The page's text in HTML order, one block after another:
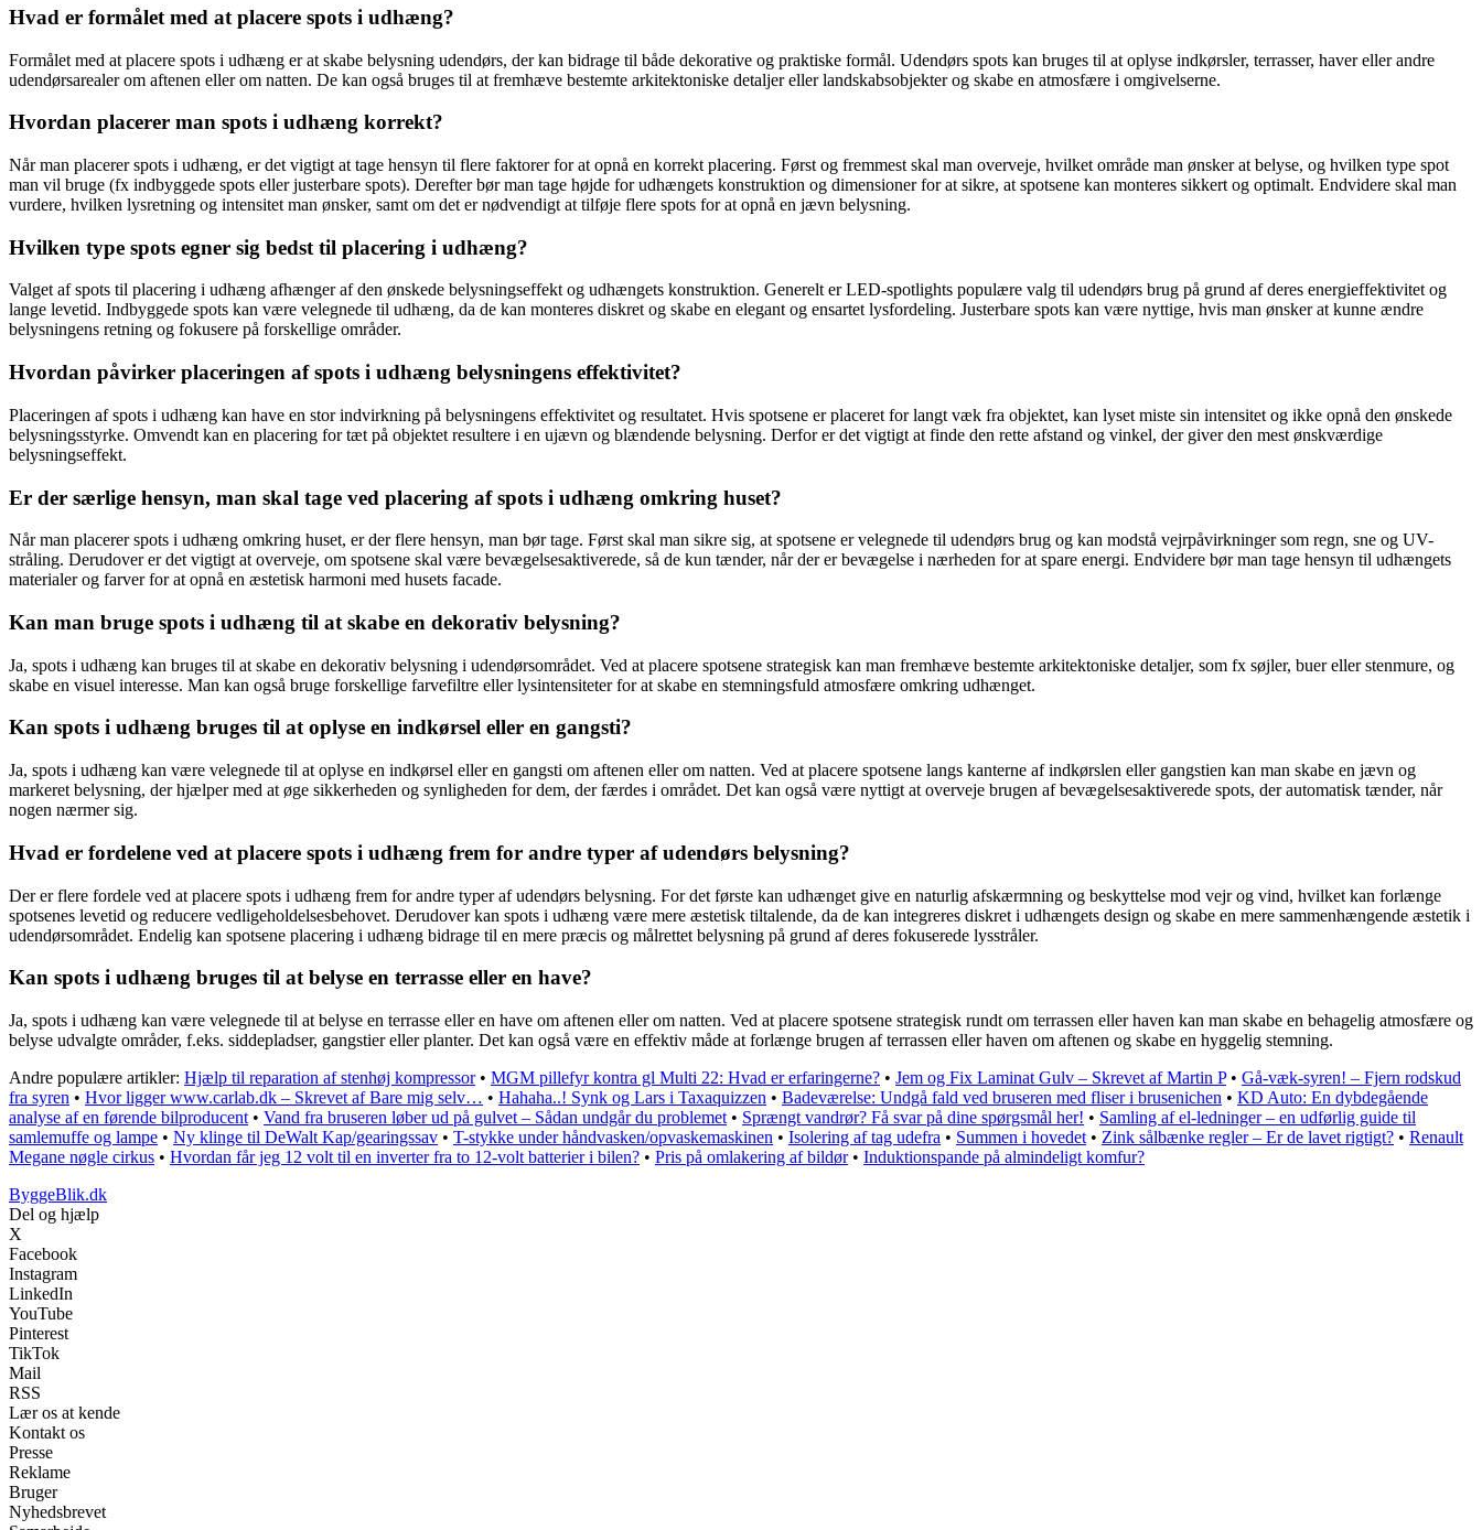
Hvad er formålet med at placere spots i udhæng?
Formålet med at placere spots i udhæng er at skabe belysning udendørs, der kan bidrage til både dekorative og praktiske formål. Udendørs spots kan bruges til at oplyse indkørsler, terrasser, haver eller andre
udendørsarealer om aftenen eller om natten. De kan også bruges til at fremhæve bestemte arkitektoniske detaljer eller landskabsobjekter og skabe en atmosfære i omgivelserne.
Hvordan placerer man spots i udhæng korrekt?
Når man placerer spots i udhæng, er det vigtigt at tage hensyn til flere faktorer for at opnå en korrekt placering. Først og fremmest skal man overveje, hvilket område man ønsker at belyse, og hvilken type spot
man vil bruge (fx indbyggede spots eller justerbare spots). Derefter bør man tage højde for udhængets konstruktion og dimensioner for at sikre, at spotsene kan monteres sikkert og optimalt. Endvidere skal man
vurdere, hvilken lysretning og intensitet man ønsker, samt om det er nødvendigt at tilføje flere spots for at opnå en jævn belysning.
Hvilken type spots egner sig bedst til placering i udhæng?
Valget af spots til placering i udhæng afhænger af den ønskede belysningseffekt og udhængets konstruktion. Generelt er LED-spotlights populære valg til udendørs brug på grund af deres energieffektivitet og
lange levetid. Indbyggede spots kan være velegnede til udhæng, da de kan monteres diskret og skabe en elegant og ensartet lysfordeling. Justerbare spots kan være nyttige, hvis man ønsker at kunne ændre
belysningens retning og fokusere på forskellige områder.
Hvordan påvirker placeringen af spots i udhæng belysningens effektivitet?
Placeringen af spots i udhæng kan have en stor indvirkning på belysningens effektivitet og resultatet. Hvis spotsene er placeret for langt væk fra objektet, kan lyset miste sin intensitet og ikke opnå den ønskede
belysningsstyrke. Omvendt kan en placering for tæt på objektet resultere i en ujævn og blændende belysning. Derfor er det vigtigt at finde den rette afstand og vinkel, der giver den mest ønskværdige
belysningseffekt.
Er der særlige hensyn, man skal tage ved placering af spots i udhæng omkring huset?
Når man placerer spots i udhæng omkring huset, er der flere hensyn, man bør tage. Først skal man sikre sig, at spotsene er velegnede til udendørs brug og kan modstå vejrpåvirkninger som regn, sne og UV-
stråling. Derudover er det vigtigt at overveje, om spotsene skal være bevægelsesaktiverede, så de kun tænder, når der er bevægelse i nærheden for at spare energi. Endvidere bør man tage hensyn til udhængets
materialer og farver for at opnå en æstetisk harmoni med husets facade.
Kan man bruge spots i udhæng til at skabe en dekorativ belysning?
Ja, spots i udhæng kan bruges til at skabe en dekorativ belysning i udendørsområdet. Ved at placere spotsene strategisk kan man fremhæve bestemte arkitektoniske detaljer, som fx søjler, buer eller stenmure, og
skabe en visuel interesse. Man kan også bruge forskellige farvefiltre eller lysintensiteter for at skabe en stemningsfuld atmosfære omkring udhænget.
Kan spots i udhæng bruges til at oplyse en indkørsel eller en gangsti?
Ja, spots i udhæng kan være velegnede til at oplyse en indkørsel eller en gangsti om aftenen eller om natten. Ved at placere spotsene langs kanterne af indkørslen eller gangstien kan man skabe en jævn og
markeret belysning, der hjælper med at øge sikkerheden og synligheden for dem, der færdes i området. Det kan også være nyttigt at overveje brugen af bevægelsesaktiverede spots, der automatisk tænder, når
nogen nærmer sig.
Hvad er fordelene ved at placere spots i udhæng frem for andre typer af udendørs belysning?
Der er flere fordele ved at placere spots i udhæng frem for andre typer af udendørs belysning. For det første kan udhænget give en naturlig afskærmning og beskyttelse mod vejr og vind, hvilket kan forlænge
spotsenes levetid og reducere vedligeholdelsesbehovet. Derudover kan spots i udhæng være mere æstetisk tiltalende, da de kan integreres diskret i udhængets design og skabe en mere sammenhængende æstetik i
udendørsområdet. Endelig kan spotsene placering i udhæng bidrage til en mere præcis og målrettet belysning på grund af deres fokuserede lysstråler.
Kan spots i udhæng bruges til at belyse en terrasse eller en have?
Ja, spots i udhæng kan være velegnede til at belyse en terrasse eller en have om aftenen eller om natten. Ved at placere spotsene strategisk rundt om terrassen eller haven kan man skabe en behagelig atmosfære og
belyse udvalgte områder, f.eks. siddepladser, gangstier eller planter. Det kan også være en effektiv måde at forlænge brugen af terrassen eller haven om aftenen og skabe en hyggelig stemning.
Andre populære artikler: Hjælp til reparation af stenhøj kompressor• MGM pillefyr kontra gl Multi 22: Hvad er erfaringerne? • Jem og Fix Laminat Gulv – Skrevet af Martin P• Gå-væk-syren! – Fjern rodskud
fra syren • Hvor ligger www.carlab.dk – Skrevet af Bare mig selv… • Hahaha..! Synk og Lars i Taxaquizzen • Badeværelse: Undgå fald ved bruseren med fliser i brusenichen • KD Auto: En dybdegående
analyse af en førende bilproducent • Vand fra bruseren løber ud på gulvet – Sådan undgår du problemet • Sprængt vandrør? Få svar på dine spørgsmål her! • Samling af el-ledninger – en udførlig guide til
samlemuffe og lampe • Ny klinge til DeWalt Kap/gearingssav • T-stykke under håndvasken/opvaskemaskinen • Isolering af tag udefra • Summen i hovedet • Zink sålbænke regler – Er de lavet rigtigt? • Renault
Megane nøgle cirkus • Hvordan får jeg 12 volt til en inverter fra to 12-volt batterier i bilen? • Pris på omlakering af bildør• Induktionspande på almindeligt komfur?
ByggeBlik.dk
Del og hjælp
X
Facebook
Instagram
LinkedIn
YouTube
Pinterest
TikTok
Mail
RSS
Lær os at kende
Kontakt os
Presse
Reklame
Bruger
Nyhedsbrevet